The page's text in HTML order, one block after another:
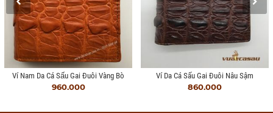
Ví Nam Da Cá Sấu Gai Đuôi Vàng Bò
960.000
Ví Da Cá Sấu Gai Đuôi Nâu Sậm
860.000